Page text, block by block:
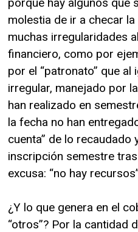
molestia de ir a checar
muchas irregularidades
financiero, como por
por el “patronato” que al
irregular, manejado por
han realizado en
la fecha no han
cuenta” de lo recaudado
inscripción semestre
excusa: “no hay
¿Y lo que genera en el
“otros”? Por la cantidad